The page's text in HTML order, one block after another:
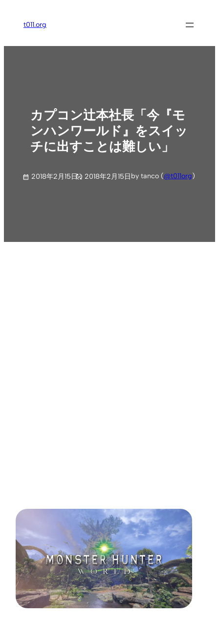
ス
t011.org
カプコン辻本社長「今『モ
ンハンワールド』をスイッ
チに出すことは難しい」
2018年2月15日 2018年2月15日by tanco (@t011org)